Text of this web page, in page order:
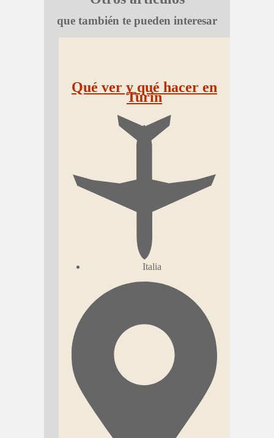
que también te pueden interesar
Qué ver y qué hacer en
Turín
Italia